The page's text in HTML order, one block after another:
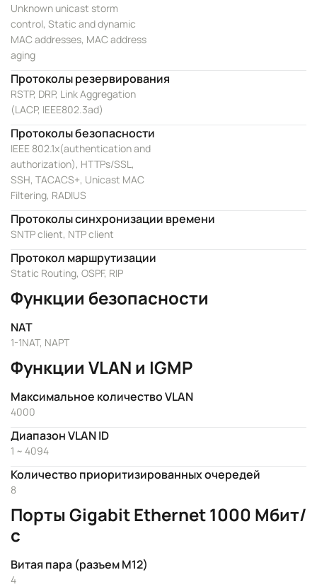
Unknown unicast storm
control, Static and dynamic
MAC addresses, MAC address
aging
Протоколы резервирования
RSTP, DRP, Link Aggregation
(LACP, IEEE802.3ad)
Протоколы безопасности
IEEE 802.1x(authentication and
authorization), HTTPs/SSL,
SSH, TACACS+, Unicast MAC
Filtering, RADIUS
Протоколы синхронизации времени
SNTP client, NTP client
Протокол маршрутизации
Static Routing, OSPF, RIP
Функции безопасности
NAT
1-1NAT, NAPT
Функции VLAN и IGMP
Максимальное количество VLAN
4000
Диапазон VLAN ID
1 ~ 4094
Количество приоритизированных очередей
8
Порты Gigabit Ethernet 1000 Мбит/
с
Витая пара (разъем M12)
4